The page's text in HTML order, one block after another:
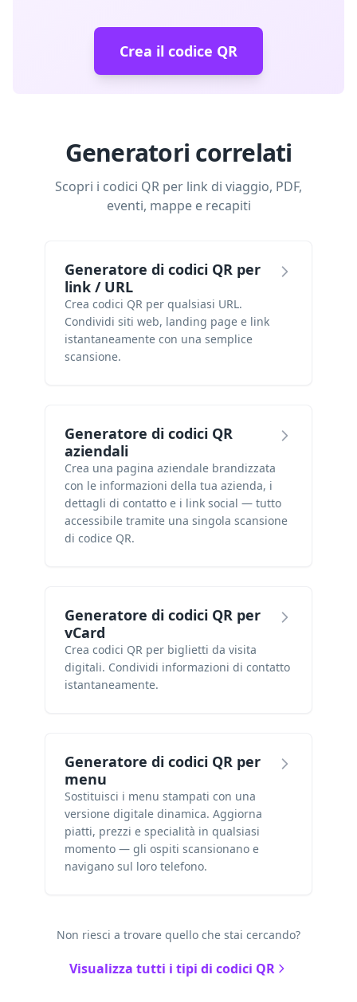
Crea il codice QR
Generatori correlati
Scopri i codici QR per link di viaggio, PDF,
eventi, mappe e recapiti
Generatore di codici QR per
link / URL
Crea codici QR per qualsiasi URL.
Condividi siti web, landing page e link
istantaneamente con una semplice
scansione.
Generatore di codici QR
aziendali
Crea una pagina aziendale brandizzata
con le informazioni della tua azienda, i
dettagli di contatto e i link social — tutto
accessibile tramite una singola scansione
di codice QR.
Generatore di codici QR per
vCard
Crea codici QR per biglietti da visita
digitali. Condividi informazioni di contatto
istantaneamente.
Generatore di codici QR per
menu
Sostituisci i menu stampati con una
versione digitale dinamica. Aggiorna
piatti, prezzi e specialità in qualsiasi
momento — gli ospiti scansionano e
navigano sul loro telefono.
Non riesci a trovare quello che stai cercando?
Visualizza tutti i tipi di codici QR